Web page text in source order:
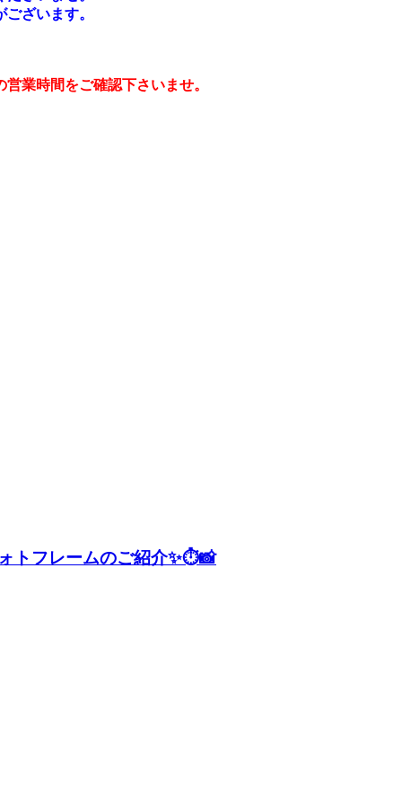
ざいます。
業時間をご確認下さいませ。
トフレームのご紹介✨⏱📸